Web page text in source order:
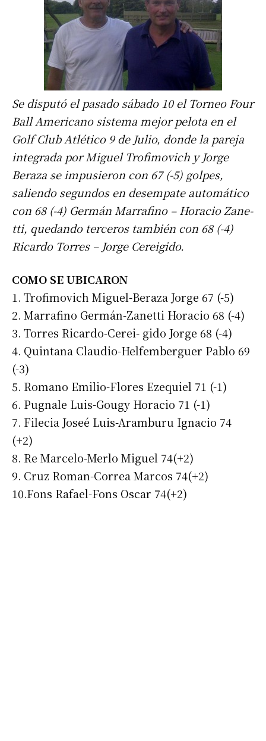
Se disputó el pasado sábado 10 el Torneo Four
Ball Americano sistema mejor pelota en el
Golf Club Atlético 9 de Julio, donde la pareja
integrada por Miguel Trofimovich y Jorge
Beraza se impusieron con 67 (-5) golpes,
saliendo segundos en desempate automático
con 68 (-4) Germán Marrafino – Horacio Zane-
tti, quedando terceros también con 68 (-4)
Ricardo Torres – Jorge Cereigido.
COMO SE UBICARON
1. Trofimovich Miguel-Beraza Jorge 67 (-5)
2. Marrafino Germán-Zanetti Horacio 68 (-4)
3. Torres Ricardo-Cerei- gido Jorge 68 (-4)
4. Quintana Claudio-Helfemberguer Pablo 69
(-3)
5. Romano Emilio-Flores Ezequiel 71 (-1)
6. Pugnale Luis-Gougy Horacio 71 (-1)
7. Filecia Joseé Luis-Aramburu Ignacio 74
(+2)
8. Re Marcelo-Merlo Miguel 74(+2)
9. Cruz Roman-Correa Marcos 74(+2)
10.Fons Rafael-Fons Oscar 74(+2)